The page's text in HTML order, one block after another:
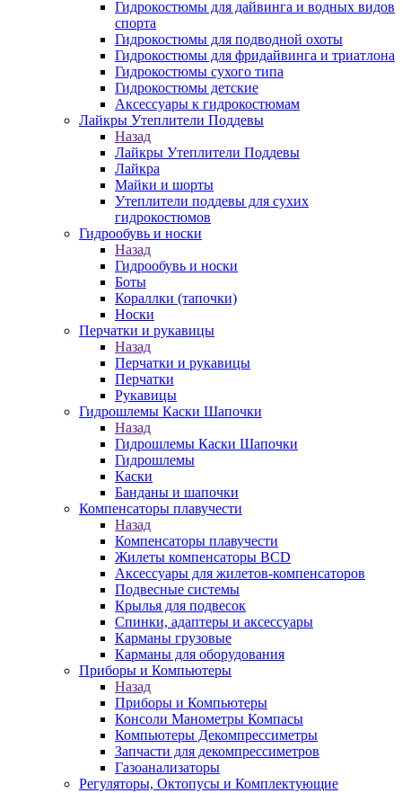
Гидрокостюмы для дайвинга и водных видов
спорта
Гидрокостюмы для подводной охоты
Гидрокостюмы для фридайвинга и триатлона
Гидрокостюмы сухого типа
Гидрокостюмы детские
Аксессуары к гидрокостюмам
Лайкры Утеплители Поддевы
Назад
Лайкры Утеплители Поддевы
Лайкра
Майки и шорты
Утеплители поддевы для сухих
гидрокостюмов
Гидрообувь и носки
Назад
Гидрообувь и носки
Боты
Кораллки (тапочки)
Носки
Перчатки и рукавицы
Назад
Перчатки и рукавицы
Перчатки
Рукавицы
Гидрошлемы Каски Шапочки
Назад
Гидрошлемы Каски Шапочки
Гидрошлемы
Каски
Банданы и шапочки
Компенсаторы плавучести
Назад
Компенсаторы плавучести
Жилеты компенсаторы BCD
Аксессуары для жилетов-компенсаторов
Подвесные системы
Крылья для подвесок
Спинки, адаптеры и аксессуары
Карманы грузовые
Карманы для оборудования
Приборы и Компьютеры
Назад
Приборы и Компьютеры
Консоли Манометры Компасы
Компьютеры Декомпрессиметры
Запчасти для декомпрессиметров
Газоанализаторы
Регуляторы, Октопусы и Комплектующие